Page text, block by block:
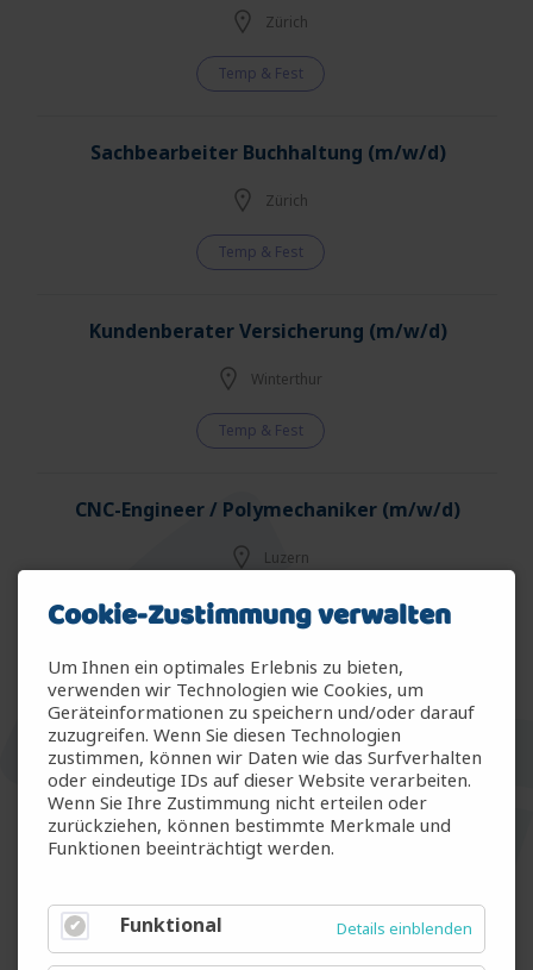
Zürich
Temp & Fest
Sachbearbeiter Buchhaltung (m/w/d)
Zürich
Temp & Fest
Kundenberater Versicherung (m/w/d)
Winterthur
Temp & Fest
CNC-Engineer / Polymechaniker (m/w/d)
Luzern
Temporär
Bauleiter Elektroinstallateur - Industrie
(m/w/d)
Luzern
Fest - Vollzeit
Cookie-Zustimmung verwalten
Um Ihnen ein optimales Erlebnis zu bieten,
verwenden wir Technologien wie Cookies, um
Geräteinformationen zu speichern und/oder darauf
zuzugreifen. Wenn Sie diesen Technologien
zustimmen, können wir Daten wie das Surfverhalten
oder eindeutige IDs auf dieser Website verarbeiten.
Wenn Sie Ihre Zustimmung nicht erteilen oder
zurückziehen, können bestimmte Merkmale und
Funktionen beeinträchtigt werden.
Funktional Details einblenden